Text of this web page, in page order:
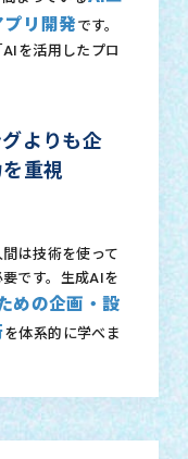
プリ開発です。
を活用したプロ
よりも企
重視
は技術を使って
です。生成AIを
めの企画・設
を体系的に学べま